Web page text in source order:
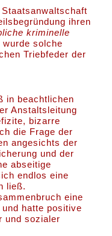
ihren
kriminelle
wurde solche
Triebfeder der
in beachtlichen
Anstaltsleitung
bizarre
die Frage der
angesichts der
und der
abseitige
endlos eine
ließ.
eine
hatte positive
und sozialer